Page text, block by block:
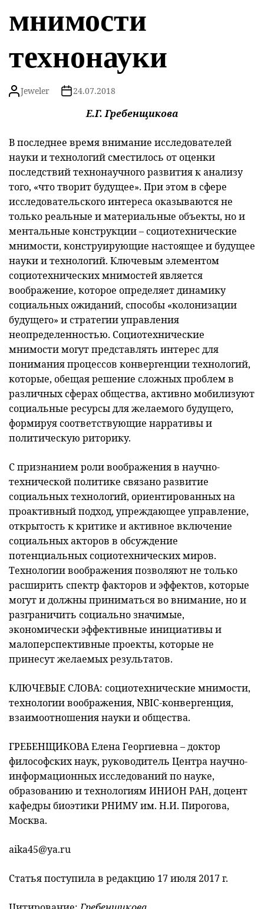
мнимости
технонауки
Jeweler 24.07.2018
Е.Г. Гребенщикова
В последнее время внимание исследователей
науки и технологий сместилось от оценки
последствий технонаучного развития к анализу
того, «что творит будущее». При этом в сфере
исследовательского интереса оказываются не
только реальные и материальные объекты, но и
ментальные конструкции – социотехнические
мнимости, конструирующие настоящее и будущее
науки и технологий. Ключевым элементом
социотехнических мнимостей является
воображение, которое определяет динамику
социальных ожиданий, способы «колонизации
будущего» и стратегии управления
неопределенностью. Социотехнические
мнимости могут представлять интерес для
понимания процессов конвергенции технологий,
которые, обещая решение сложных проблем в
различных сферах общества, активно мобилизуют
социальные ресурсы для желаемого будущего,
формируя соответствующие нарративы и
политическую риторику.
С признанием роли воображения в научно-
технической политике связано развитие
социальных технологий, ориентированных на
проактивный подход, упреждающее управление,
открытость к критике и активное включение
социальных акторов в обсуждение
потенциальных социотехнических миров.
Технологии воображения позволяют не только
расширить спектр факторов и эффектов, которые
могут и должны приниматься во внимание, но и
разграничить социально значимые,
экономически эффективные инициативы и
малоперспективные проекты, которые не
принесут желаемых результатов.
КЛЮЧЕВЫЕ СЛОВА: социотехнические мнимости,
технологии воображения, NBIC-конвергенция,
взаимоотношения науки и общества.
ГРЕБЕНЩИКОВА Елена Георгиевна – доктор
философских наук, руководитель Центра научно-
информационных исследований по науке,
образованию и технологиям ИНИОН РАН, доцент
кафедры биоэтики РНИМУ им. Н.И. Пирогова,
Москва.
aika45@ya.ru
Статья поступила в редакцию 17 июля 2017 г.